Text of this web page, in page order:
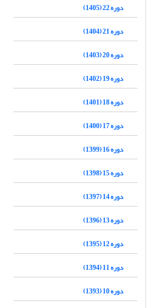
دوره 22 (1405)
دوره 21 (1404)
دوره 20 (1403)
دوره 19 (1402)
دوره 18 (1401)
دوره 17 (1400)
دوره 16 (1399)
دوره 15 (1398)
دوره 14 (1397)
دوره 13 (1396)
دوره 12 (1395)
دوره 11 (1394)
دوره 10 (1393)